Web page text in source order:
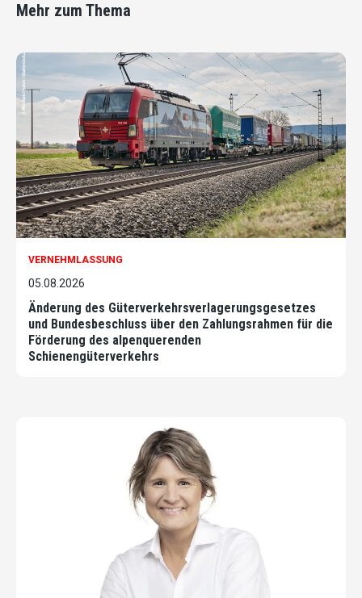
Mehr zum Thema
VERNEHMLASSUNG
05.08.2026
Änderung des Güterverkehrsverlagerungsgesetzes
und Bundesbeschluss über den Zahlungsrahmen für die
Förderung des alpenquerenden
Schienengüterverkehrs